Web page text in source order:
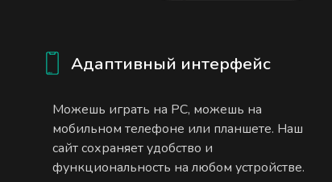
Адаптивный интерфейс
Можешь играть на PC, можешь на
мобильном телефоне или планшете. Наш
сайт сохраняет удобство и
функциональность на любом устройстве.